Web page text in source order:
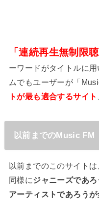
「連続再生無制限
ーワードがタイトルに
ムでもユーザーが「
トが最も適合するサイト
以前までのMusic FM
以前までのこのサイト
同様にジャニーズであ
アーティストであろう